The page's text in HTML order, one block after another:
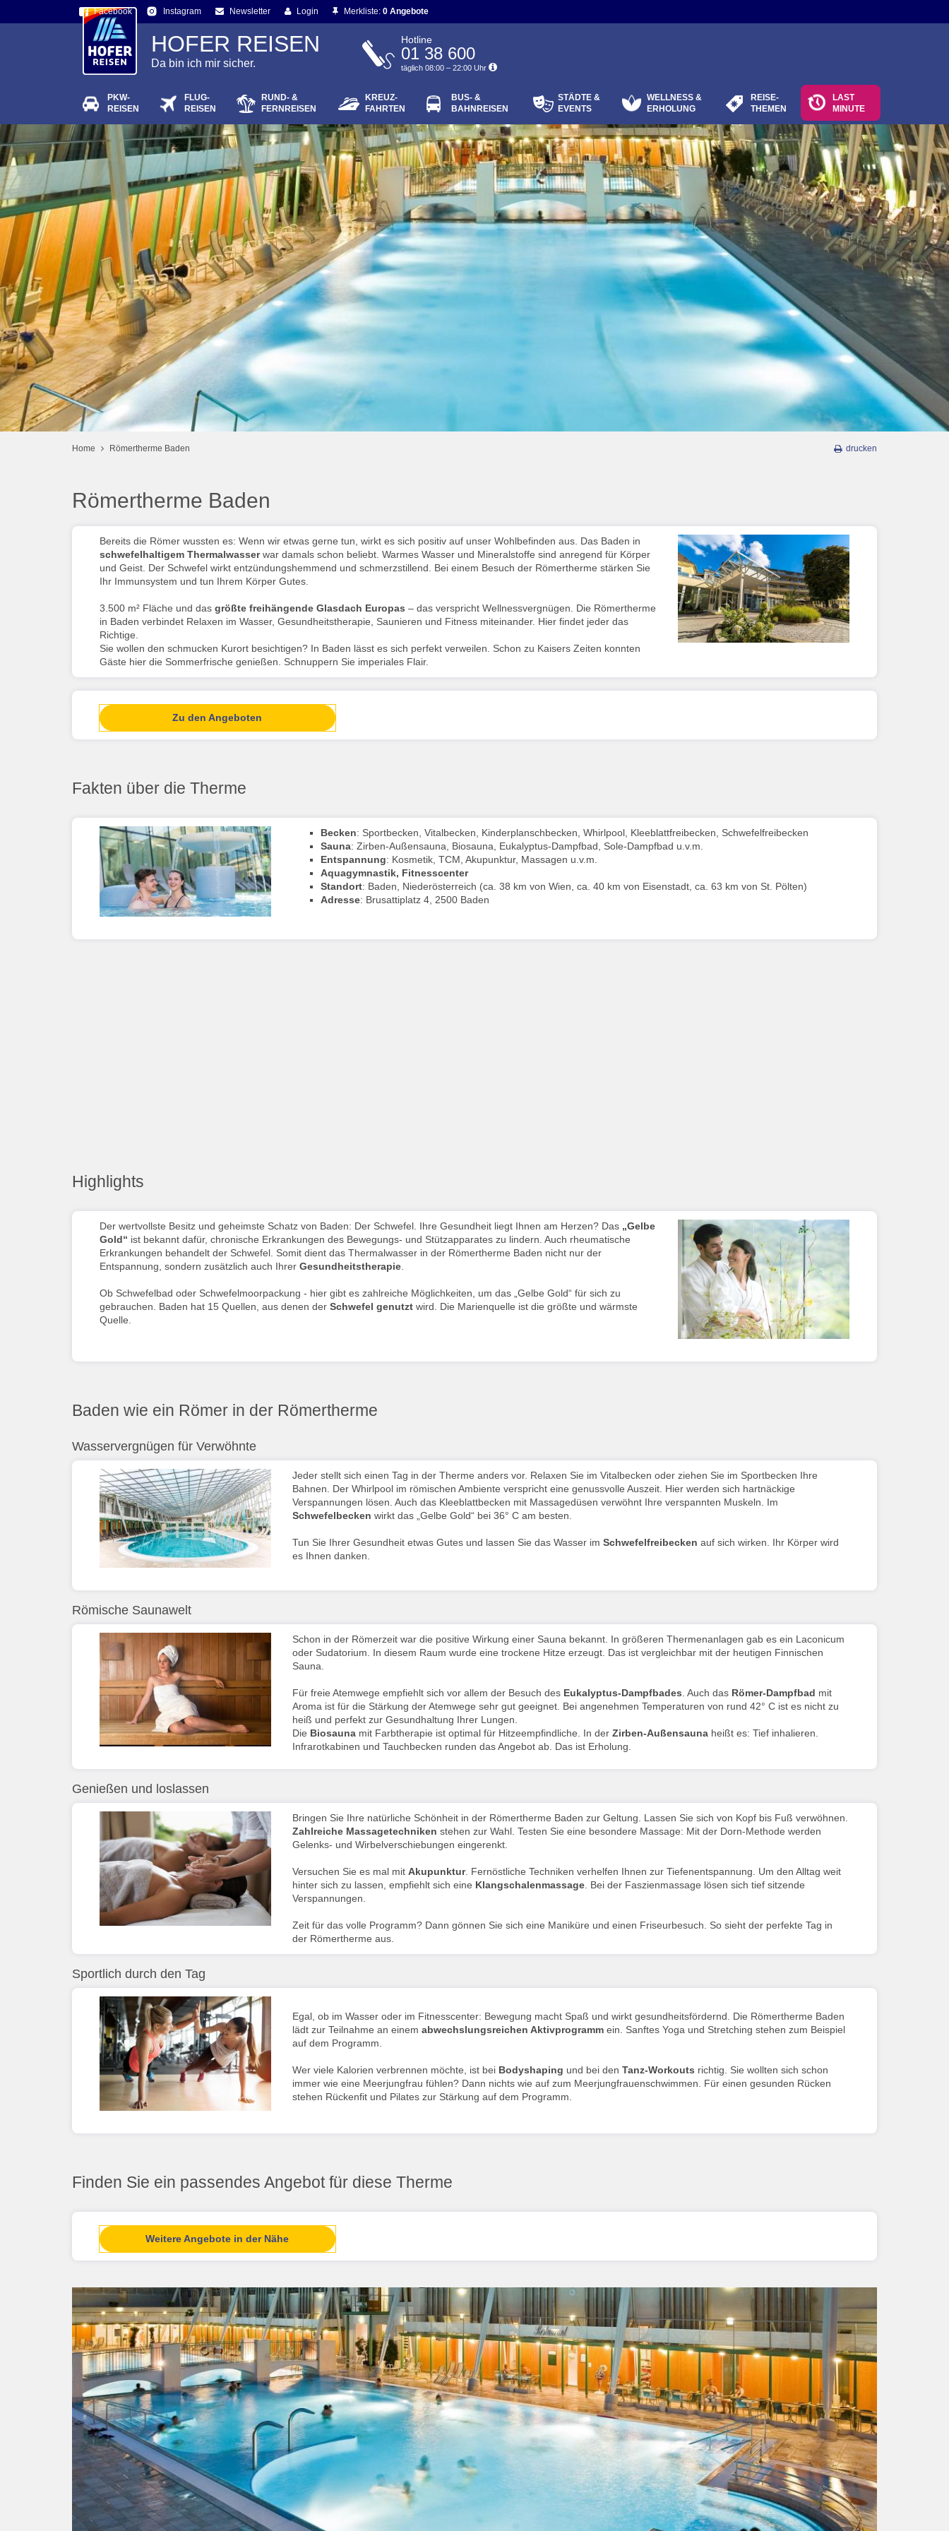
Facebook Instagram Newsletter Login
Passwort vergessen?
Login
Merkliste: 0 Angebote
HOFER REISEN
Da bin ich mir sicher.
Hotline
01 38 600
täglich 08:00 – 22:00 Uhr
PKW-
REISEN
FLUG-
REISEN
RUND- &
FERNREISEN
KREUZ-
FAHRTEN
BUS- &
BAHNREISEN
STÄDTE &
EVENTS
WELLNESS &
ERHOLUNG
REISE-
THEMEN
LAST
MINUTE
Home Römertherme Baden drucken
Römertherme Baden
Bereits die Römer wussten es: Wenn wir etwas gerne tun, wirkt es sich positiv auf unser Wohlbefinden aus. Das Baden in
schwefelhaltigem Thermalwasserwar damals schon beliebt. Warmes Wasser und Mineralstoffe sind anregend für Körper
und Geist. Der Schwefel wirkt entzündungshemmend und schmerzstillend. Bei einem Besuch der Römertherme stärken Sie
Ihr Immunsystem und tun Ihrem Körper Gutes.
3.500 m² Fläche und das größte freihängende Glasdach Europas – das verspricht Wellnessvergnügen. Die Römertherme
in Baden verbindet Relaxen im Wasser, Gesundheitstherapie, Saunieren und Fitness miteinander. Hier findet jeder das
Richtige.
Sie wollen den schmucken Kurort besichtigen? In Baden lässt es sich perfekt verweilen. Schon zu Kaisers Zeiten konnten
Gäste hier die Sommerfrische genießen. Schnuppern Sie imperiales Flair.
Zu den Angeboten
Fakten über die Therme
Becken: Sportbecken, Vitalbecken, Kinderplanschbecken, Whirlpool, Kleeblattfreibecken, Schwefelfreibecken
Sauna: Zirben-Außensauna, Biosauna, Eukalyptus-Dampfbad, Sole-Dampfbad u.v.m.
Entspannung: Kosmetik, TCM, Akupunktur, Massagen u.v.m.
Aquagymnastik, Fitnesscenter
Standort: Baden, Niederösterreich (ca. 38 km von Wien, ca. 40 km von Eisenstadt, ca. 63 km von St. Pölten)
Adresse: Brusattiplatz 4, 2500 Baden
Highlights
Der wertvollste Besitz und geheimste Schatz von Baden: Der Schwefel. Ihre Gesundheit liegt Ihnen am Herzen? Das „Gelbe
Gold“ ist bekannt dafür, chronische Erkrankungen des Bewegungs- und Stützapparates zu lindern. Auch rheumatische
Erkrankungen behandelt der Schwefel. Somit dient das Thermalwasser in der Römertherme Baden nicht nur der
Entspannung, sondern zusätzlich auch Ihrer Gesundheitstherapie.
Ob Schwefelbad oder Schwefelmoorpackung - hier gibt es zahlreiche Möglichkeiten, um das „Gelbe Gold“ für sich zu
gebrauchen. Baden hat 15 Quellen, aus denen der Schwefel genutzt wird. Die Marienquelle ist die größte und wärmste
Quelle.
Baden wie ein Römer in der Römertherme
Wasservergnügen für Verwöhnte
Jeder stellt sich einen Tag in der Therme anders vor. Relaxen Sie im Vitalbecken oder ziehen Sie im Sportbecken Ihre
Bahnen. Der Whirlpool im römischen Ambiente verspricht eine genussvolle Auszeit. Hier werden sich hartnäckige
Verspannungen lösen. Auch das Kleeblattbecken mit Massagedüsen verwöhnt Ihre verspannten Muskeln. Im
Schwefelbecken wirkt das „Gelbe Gold“ bei 36° C am besten.
Tun Sie Ihrer Gesundheit etwas Gutes und lassen Sie das Wasser im Schwefelfreibecken auf sich wirken. Ihr Körper wird
es Ihnen danken.
Römische Saunawelt
Schon in der Römerzeit war die positive Wirkung einer Sauna bekannt. In größeren Thermenanlagen gab es ein Laconicum
oder Sudatorium. In diesem Raum wurde eine trockene Hitze erzeugt. Das ist vergleichbar mit der heutigen Finnischen
Sauna.
Für freie Atemwege empfiehlt sich vor allem der Besuch des Eukalyptus-Dampfbades . Auch das Römer-Dampfbad mit
Aroma ist für die Stärkung der Atemwege sehr gut geeignet. Bei angenehmen Temperaturen von rund 42° C ist es nicht zu
heiß und perfekt zur Gesundhaltung Ihrer Lungen.
Die Biosauna mit Farbtherapie ist optimal für Hitzeempfindliche. In der Zirben-Außensauna heißt es: Tief inhalieren.
Infrarotkabinen und Tauchbecken runden das Angebot ab. Das ist Erholung.
Genießen und loslassen
Bringen Sie Ihre natürliche Schönheit in der Römertherme Baden zur Geltung. Lassen Sie sich von Kopf bis Fuß verwöhnen.
Zahlreiche Massagetechniken stehen zur Wahl. Testen Sie eine besondere Massage: Mit der Dorn-Methode werden
Gelenks- und Wirbelverschiebungen eingerenkt.
Versuchen Sie es mal mit Akupunktur. Fernöstliche Techniken verhelfen Ihnen zur Tiefenentspannung. Um den Alltag weit
hinter sich zu lassen, empfiehlt sich eine Klangschalenmassage. Bei der Faszienmassage lösen sich tief sitzende
Verspannungen.
Zeit für das volle Programm? Dann gönnen Sie sich eine Maniküre und einen Friseurbesuch. So sieht der perfekte Tag in
der Römertherme aus.
Sportlich durch den Tag
Egal, ob im Wasser oder im Fitnesscenter: Bewegung macht Spaß und wirkt gesundheitsfördernd. Die Römertherme Baden
lädt zur Teilnahme an einem abwechslungsreichen Aktivprogramm ein. Sanftes Yoga und Stretching stehen zum Beispiel
auf dem Programm.
Wer viele Kalorien verbrennen möchte, ist bei Bodyshaping und bei den Tanz-Workouts richtig. Sie wollten sich schon
immer wie eine Meerjungfrau fühlen? Dann nichts wie auf zum Meerjungfrauenschwimmen. Für einen gesunden Rücken
stehen Rückenfit und Pilates zur Stärkung auf dem Programm.
Finden Sie ein passendes Angebot für diese Therme
Weitere Angebote in der Nähe